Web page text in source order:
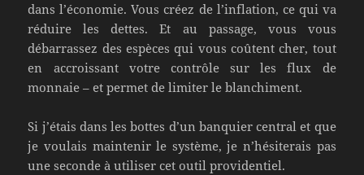
dans l’économie. Vous créez de l’inflation, ce qui va
réduire les dettes. Et au passage, vous vous
débarrassez des espèces qui vous coûtent cher, tout
en accroissant votre contrôle sur les flux de
monnaie – et permet de limiter le blanchiment.
Si j’étais dans les bottes d’un banquier central et que
je voulais maintenir le système, je n’hésiterais pas
une seconde à utiliser cet outil providentiel.